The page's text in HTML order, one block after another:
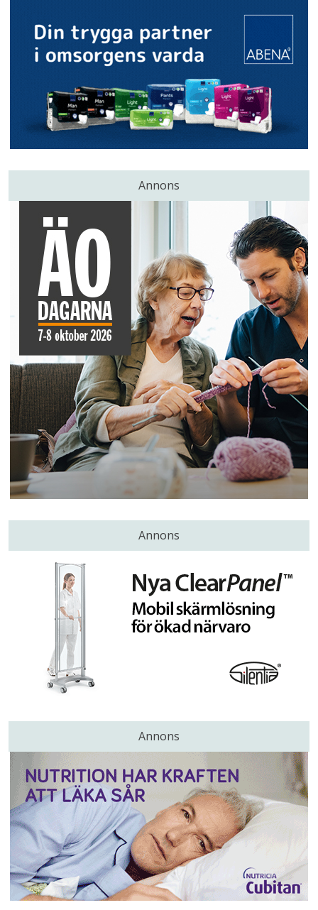
Annons
Annons
Annons